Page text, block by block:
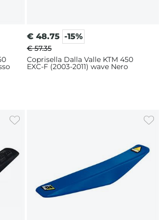
€ 48.75 -15%
€ 57.35
Coprisella Dalla Valle KTM 450
EXC-F (2003-2011) wave Nero